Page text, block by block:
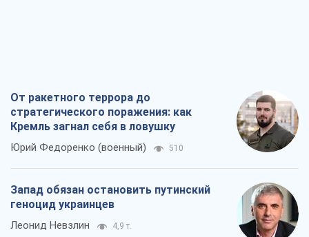
От ракетного террора до
стратегического поражения: как
Кремль загнал себя в ловушку
Юрий Федоренко (военный) 510
Запад обязан остановить путинский
геноцид украинцев
Леонид Невзлин 4,9 т.